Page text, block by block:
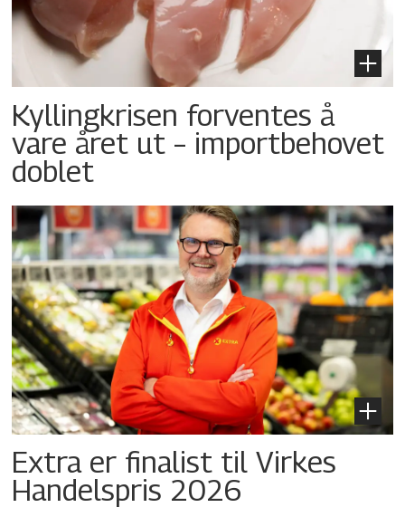
Kyllingkrisen forventes å
vare året ut – importbehovet
doblet
Extra er finalist til Virkes
Handelspris 2026